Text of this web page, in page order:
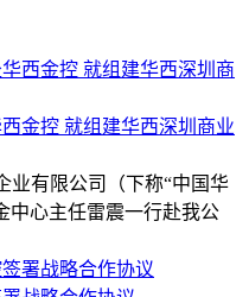
金控 就组建华西深圳商业
业有限公司（下称“中国华
中心主任雷震一行赴我公